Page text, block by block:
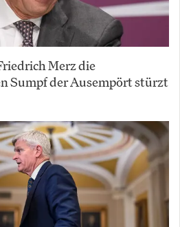
Merz die
Sumpf der Ausempört stürzt